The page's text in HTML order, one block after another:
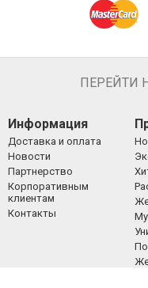
ПЕРЕЙТИ
Информация
Доставка и оплата
Новости
Партнерство
Корпоративным
клиентам
Контакты